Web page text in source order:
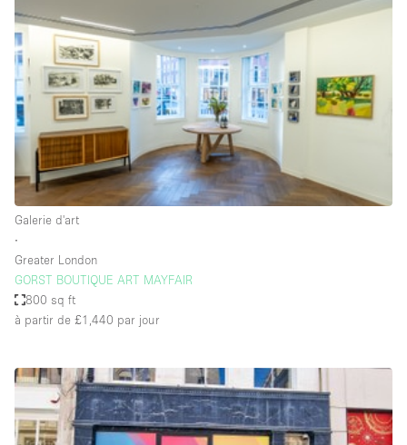
détail
Séance de
photo
Conférence Réunion Bureaux
Local
Commercial
Partagé
Type de l'espace
Atelier
Autre
Boutique / Magasin
Boutique en Partage
Bureaux
Galerie d'art
∙
Greater London
GORST BOUTIQUE ART MAYFAIR
800 sq ft
à partir de £1,440 par jour